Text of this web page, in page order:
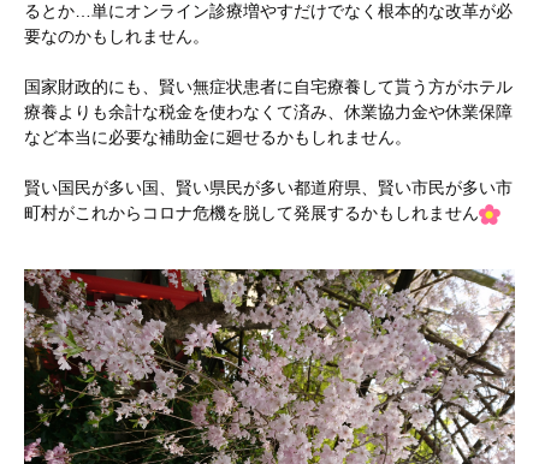
るとか…単にオンライン診療増やすだけでなく根本的な改革が必
要なのかもしれません。
国家財政的にも、賢い無症状患者に自宅療養して貰う方がホテル
療養よりも余計な税金を使わなくて済み、休業協力金や休業保障
など本当に必要な補助金に廻せるかもしれません。
賢い国民が多い国、賢い県民が多い都道府県、賢い市民が多い市
町村がこれからコロナ危機を脱して発展するかもしれません